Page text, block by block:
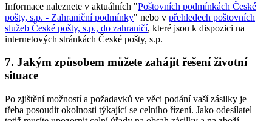
Informace naleznete v aktuálních "Poštovních podmínkách České
pošty, s.p. - Zahraniční podmínky" nebo v přehledech poštovních
služeb České pošty, s.p., do zahraničí, které jsou k dispozici na
internetových stránkách České pošty, s.p.
7. Jakým způsobem můžete zahájit řešení životní
situace
Po zjištění možností a požadavků ve věci podání vaší zásilky je
třeba posoudit okolnosti týkající se celního řízení. Jako odesílatel